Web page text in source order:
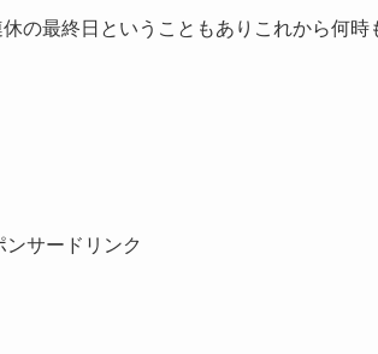
の最終日ということもありこれから何時
ンサードリンク